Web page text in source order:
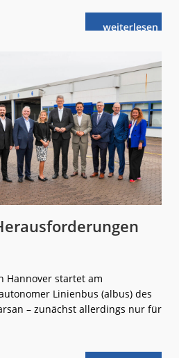
weiterlese
nalbus:
Projektphase
Hannover startet am
Linienbus (albus) des
– zunächst allerdings nur für